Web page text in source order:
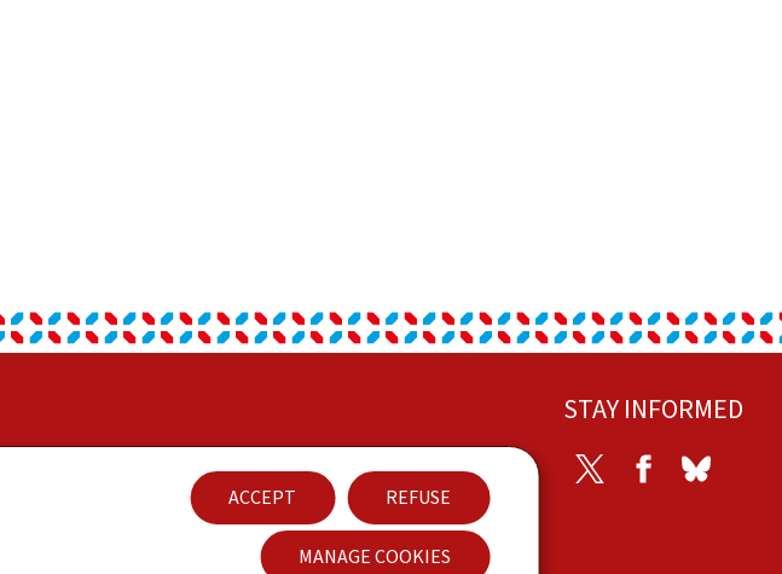
ACCEPT REFUSE
MANAGE COOKIES
Contacto
Acessibilidade
STAY INFORMED
Twitter Facebook